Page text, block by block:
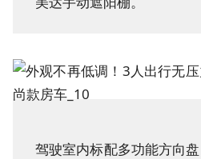
驾驶室内标配多功能方向